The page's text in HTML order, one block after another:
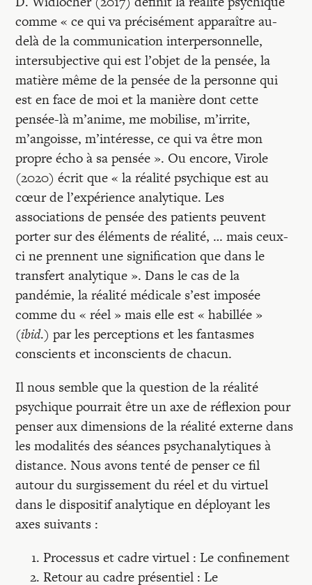
comme « ce qui va précisément apparaître au-
delà de la communication interpersonnelle,
intersubjective qui est l’objet de la pensée, la
matière même de la pensée de la personne qui
est en face de moi et la manière dont cette
pensée-là m’anime, me mobilise, m’irrite,
m’angoisse, m’intéresse, ce qui va être mon
propre écho à sa pensée ». Ou encore, Virole
(2020) écrit que « la réalité psychique est au
cœur de l’expérience analytique. Les
associations de pensée des patients peuvent
porter sur des éléments de réalité, … mais ceux-
ci ne prennent une signification que dans le
transfert analytique ». Dans le cas de la
pandémie, la réalité médicale s’est imposée
comme du « réel » mais elle est « habillée »
(ibid.) par les perceptions et les fantasmes
conscients et inconscients de chacun.
Il nous semble que la question de la réalité
psychique pourrait être un axe de réflexion pour
penser aux dimensions de la réalité externe dans
les modalités des séances psychanalytiques à
distance. Nous avons tenté de penser ce fil
autour du surgissement du réel et du virtuel
dans le dispositif analytique en déployant les
axes suivants :
Processus et cadre virtuel : Le confinement
Retour au cadre présentiel : Le